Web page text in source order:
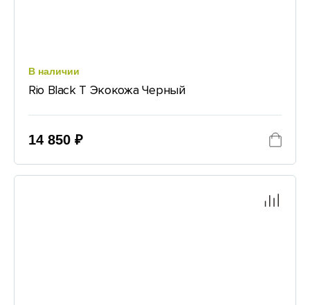
В наличии
Rio Black T Экокожа Черный
14 850 ₽